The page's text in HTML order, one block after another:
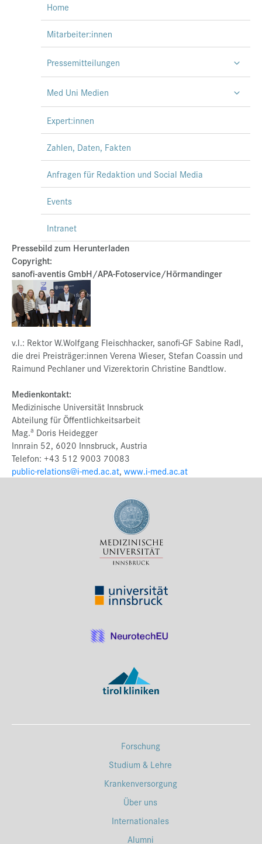
Home
Mitarbeiter:innen
Pressemitteilungen
Med Uni Medien
Expert:innen
Zahlen, Daten, Fakten
Anfragen für Redaktion und Social Media
Events
Intranet
Pressebild zum Herunterladen
Copyright:
sanofi-aventis GmbH/APA-Fotoservice/Hörmandinger
v.l.: Rektor W.Wolfgang Fleischhacker, sanofi-GF Sabine Radl,
die drei Preisträger:innen Verena Wieser, Stefan Coassin und
Raimund Pechlaner und Vizerektorin Christine Bandtlow.
Medienkontakt:
Medizinische Universität Innsbruck
Abteilung für Öffentlichkeitsarbeit
Mag.a Doris Heidegger
Innrain 52, 6020 Innsbruck, Austria
Telefon: +43 512 9003 70083
public-relations@i-med.ac.at, www.i-med.ac.at
Forschung
Studium & Lehre
Krankenversorgung
Über uns
Internationales
Alumni